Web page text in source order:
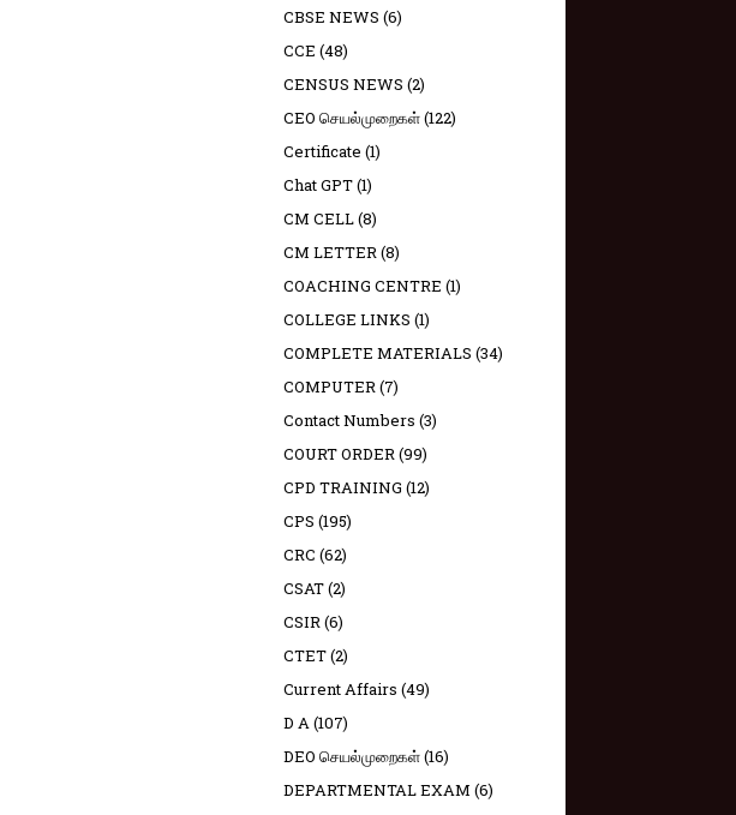
CBSE NEWS (6)
CCE (48)
CENSUS NEWS (2)
CEO செயல்முறைகள்(122)
Certificate (1)
Chat GPT(1)
CM CELL(8)
CM LETTER(8)
COACHING CENTRE (1)
COLLEGE LINKS (1)
COMPLETE MATERIALS (34)
COMPUTER(7)
Contact Numbers (3)
COURT ORDER(99)
CPD TRAINING (12)
CPS (195)
CRC (62)
CSAT(2)
CSIR(6)
CTET(2)
Current Affairs (49)
D A(107)
DEO செயல்முறைகள்(16)
DEPARTMENTAL EXAM (6)